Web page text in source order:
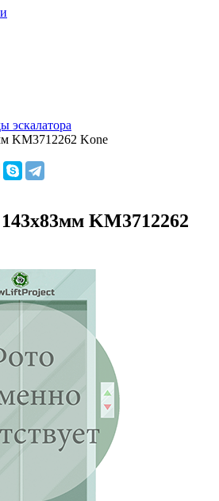
эскалатора
KM3712262 Kone
KM3712262